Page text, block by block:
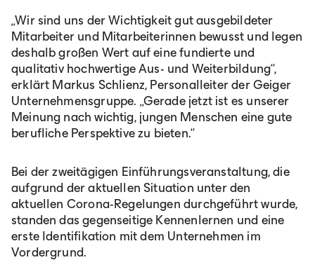
„Wir sind uns der Wichtigkeit gut ausgebildeter
Mitarbeiter und Mitarbeiterinnen bewusst und legen
deshalb großen Wert auf eine fundierte und
qualitativ hochwertige Aus- und Weiterbildung“,
erklärt Markus Schlienz, Personalleiter der Geiger
Unternehmensgruppe. „Gerade jetzt ist es unserer
Meinung nach wichtig, jungen Menschen eine gute
berufliche Perspektive zu bieten.“
Bei der zweitägigen Einführungsveranstaltung, die
aufgrund der aktuellen Situation unter den
aktuellen Corona-Regelungen durchgeführt wurde,
standen das gegenseitige Kennenlernen und eine
erste Identifikation mit dem Unternehmen im
Vordergrund.